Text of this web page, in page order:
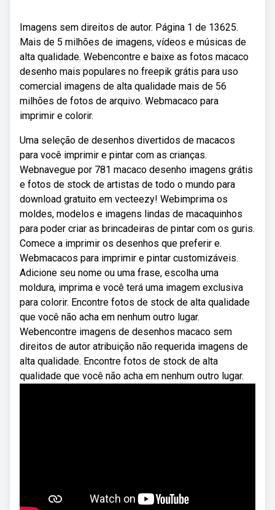
Imagens sem direitos de autor. Página 1 de 13625.
Mais de 5 milhões de imagens, vídeos e músicas de
alta qualidade. Webencontre e baixe as fotos macaco
desenho mais populares no freepik grátis para uso
comercial imagens de alta qualidade mais de 56
milhões de fotos de arquivo. Webmacaco para
imprimir e colorir.
Uma seleção de desenhos divertidos de macacos
para você imprimir e pintar com as crianças.
Webnavegue por 781 macaco desenho imagens grátis
e fotos de stock de artistas de todo o mundo para
download gratuito em vecteezy! Webimprima os
moldes, modelos e imagens lindas de macaquinhos
para poder criar as brincadeiras de pintar com os guris.
Comece a imprimir os desenhos que preferir e.
Webmacacos para imprimir e pintar customizáveis.
Adicione seu nome ou uma frase, escolha uma
moldura, imprima e você terá uma imagem exclusiva
para colorir. Encontre fotos de stock de alta qualidade
que você não acha em nenhum outro lugar.
Webencontre imagens de desenhos macaco sem
direitos de autor atribuição não requerida imagens de
alta qualidade. Encontre fotos de stock de alta
qualidade que você não acha em nenhum outro lugar.